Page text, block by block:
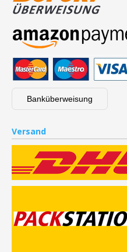
Banküberweisung
Versand